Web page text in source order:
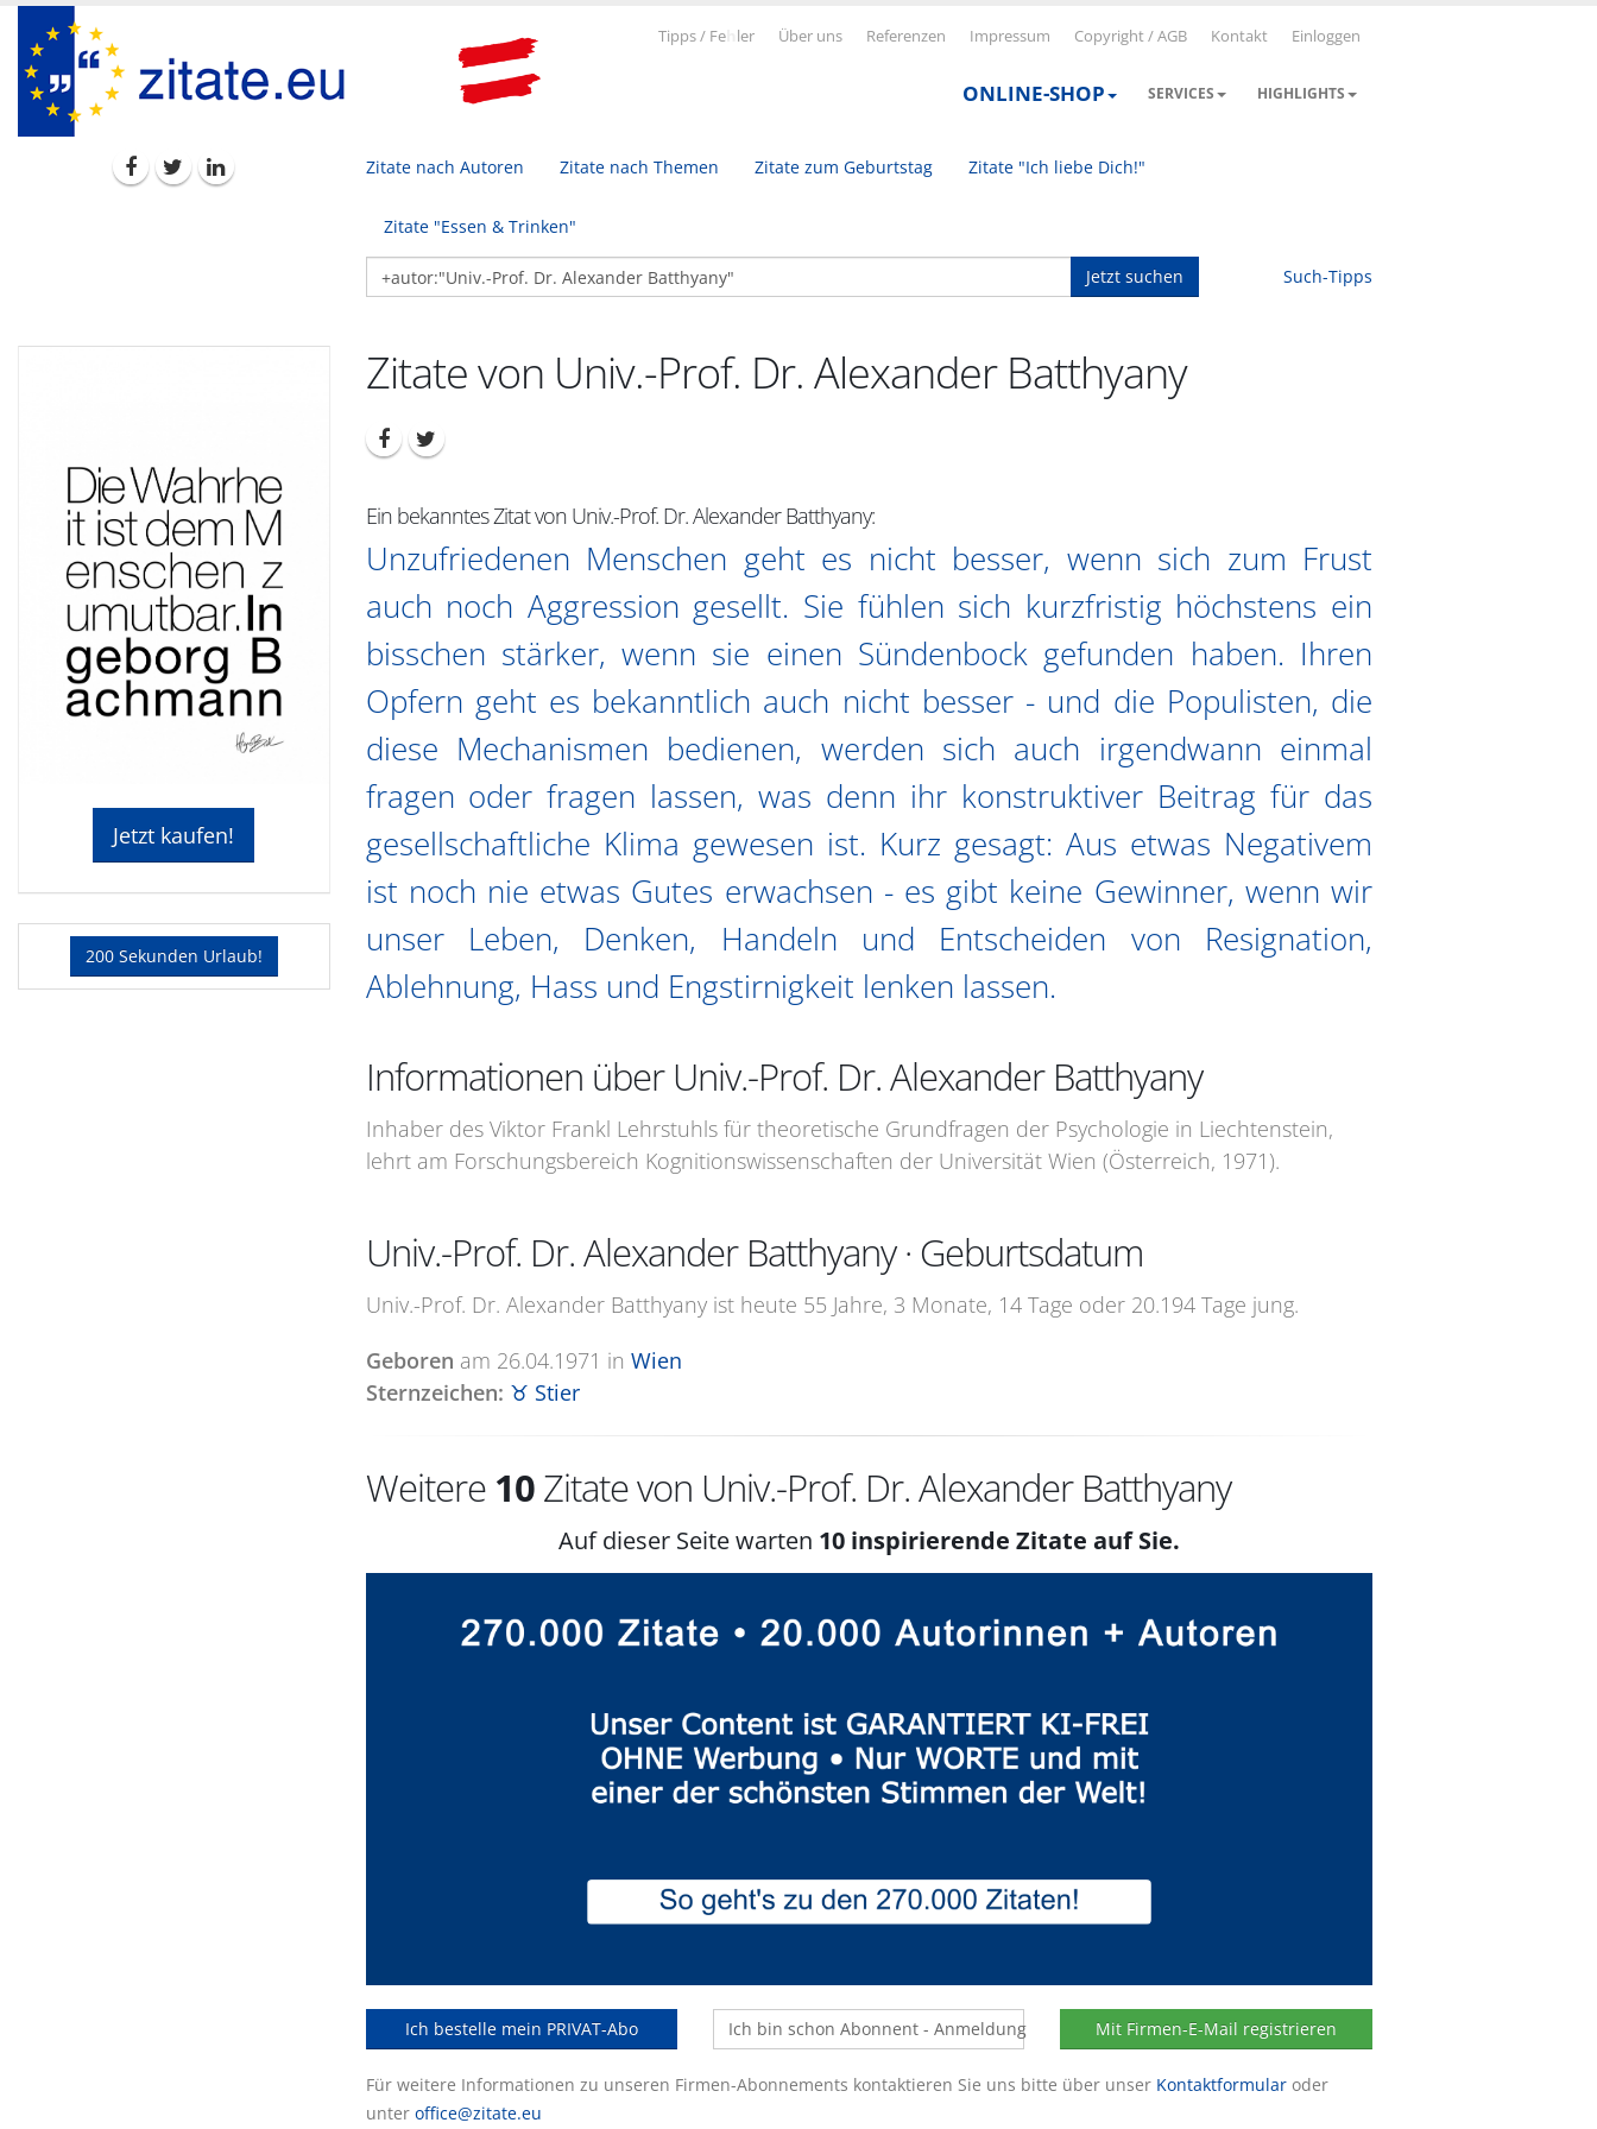
Tipps / Fe ler Über uns Referenzen Impressum Copyright / AGB Kontakt Einloggen
ONLINE-SHOP SERVICES HIGHLIGHTS
Zitate nach Autoren Zitate nach Themen Zitate zum Geburtstag Zitate "Ich liebe Dich!"
Zitate "Essen & Trinken"
Jetzt suchen Such-Tipps
Jetzt kaufen!
200 Sekunden Urlaub!
Zitate von Univ.-Prof. Dr. Alexander Batthyany
Ein bekanntes Zitat von Univ.-Prof. Dr. Alexander Batthyany:
Unzufriedenen Menschen geht es nicht besser, wenn sich zum Frust
auch noch Aggression gesellt. Sie fühlen sich kurzfristig höchstens ein
bisschen stärker, wenn sie einen Sündenbock gefunden haben. Ihren
Opfern geht es bekanntlich auch nicht besser - und die Populisten, die
diese Mechanismen bedienen, werden sich auch irgendwann einmal
fragen oder fragen lassen, was denn ihr konstruktiver Beitrag für das
gesellschaftliche Klima gewesen ist. Kurz gesagt: Aus etwas Negativem
ist noch nie etwas Gutes erwachsen - es gibt keine Gewinner, wenn wir
unser Leben, Denken, Handeln und Entscheiden von Resignation,
Ablehnung, Hass und Engstirnigkeit lenken lassen.
Informationen über Univ.-Prof. Dr. Alexander Batthyany
Inhaber des Viktor Frankl Lehrstuhls für theoretische Grundfragen der Psychologie in Liechtenstein,
lehrt am Forschungsbereich Kognitionswissenschaften der Universität Wien (Österreich, 1971).
Univ.-Prof. Dr. Alexander Batthyany · Geburtsdatum
Univ.-Prof. Dr. Alexander Batthyany ist heute 55 Jahre, 3 Monate, 14 Tage oder 20.194 Tage jung.
Geboren am 26.04.1971 in Wien
Sternzeichen: ♉ Stier
Weitere 10Zitate von Univ.-Prof. Dr. Alexander Batthyany
Auf dieser Seite warten 10 inspirierende Zitate auf Sie.
Ich bestelle mein PRIVAT-Abo Ich bin schon Abonnent - Anmeldung Mit Firmen-E-Mail registrieren
Für weitere Informationen zu unseren Firmen-Abonnements kontaktieren Sie uns bitte über unser Kontaktformularoder
unter office@zitate.eu